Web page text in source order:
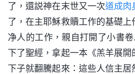
了，還説神在末世又一次道成肉
了，在主耶穌救贖工作的基礎
净人的工作，親自打開了小書
下了聖經，拿起一本《羔羊展
下子就翻騰起來：這些人信主